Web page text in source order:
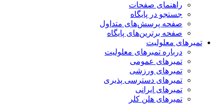
راهنمای صفحات
جستجو در پایگاه
صفحه پرسش‌های متداول
صفحه برترین‌های پایگاه
تمبرهای معلولیت
درباره تمبرهای معلولیت
تمبرهای عمومی
تمبرهای ورزشی
تمبرهای دسترسی پذیری
تمبرهای ایرانی
تمبرهای هلن کلر